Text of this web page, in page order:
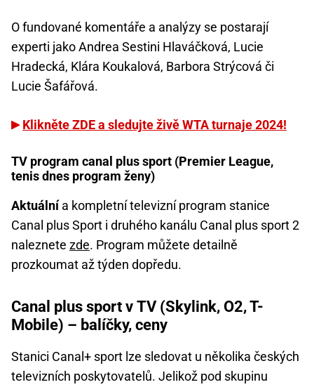
O fundované komentáře a analýzy se postarají
experti jako Andrea Sestini Hlaváčková, Lucie
Hradecká, Klára Koukalová, Barbora Strýcová či
Lucie Šafářová.
Klikněte ZDE a sledujte živě WTA turnaje 2024!
TV program canal plus sport (Premier League,
tenis dnes program ženy)
Aktuálnía kompletní televizní program stanice
Canal plus Sport i druhého kanálu Canal plus sport 2
naleznete zde. Program můžete detailně
prozkoumat až týden dopředu.
Canal plus sport v TV (Skylink, O2, T-
Mobile) – balíčky, ceny
Stanici Canal+ sport lze sledovat u několika českých
televizních poskytovatelů. Jelikož pod skupinu